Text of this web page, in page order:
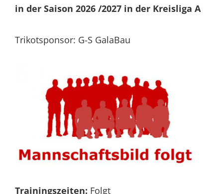
in der Saison 2026 /2027 in der Kreisliga A
Trikotsponsor: G-S GalaBau
Trainingszeiten: Folgt